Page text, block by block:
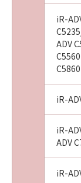
iR-
ADV
iR-
iR-
ADV
iR-